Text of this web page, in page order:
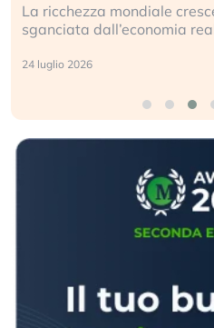
La ricchezza mondiale
sganciata dall’economia
24 luglio 2026